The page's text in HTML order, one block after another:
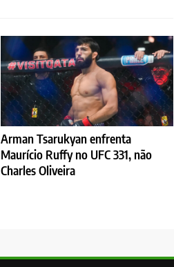
Arman Tsarukyan enfrenta
Maurício Ruffy no UFC 331, não
Charles Oliveira